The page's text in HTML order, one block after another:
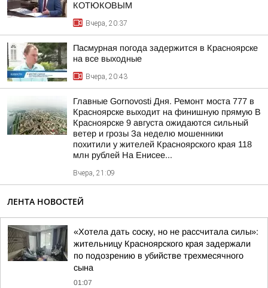
КОТЮКОВЫМ
Вчера, 20:37
Пасмурная погода задержится в Красноярске
на все выходные
Вчера, 20:43
Главные Gornovosti Дня. Ремонт моста 777 в
Красноярске выходит на финишную прямую В
Красноярске 9 августа ожидаются сильный
ветер и грозы За неделю мошенники
похитили у жителей Красноярского края 118
млн рублей На Енисее...
Вчера, 21:09
ЛЕНТА НОВОСТЕЙ
«Хотела дать соску, но не рассчитала силы»:
жительницу Красноярского края задержали
по подозрению в убийстве трехмесячного
сына
01:07